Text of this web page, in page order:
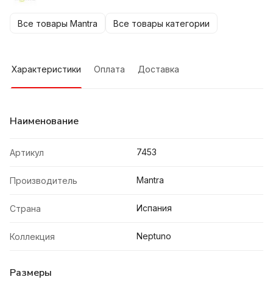
Все товары Mantra Все товары категории
Характеристики Оплата Доставка
Наименование
Артикул 7453
Производитель Mantra
Страна Испания
Коллекция Neptuno
Размеры